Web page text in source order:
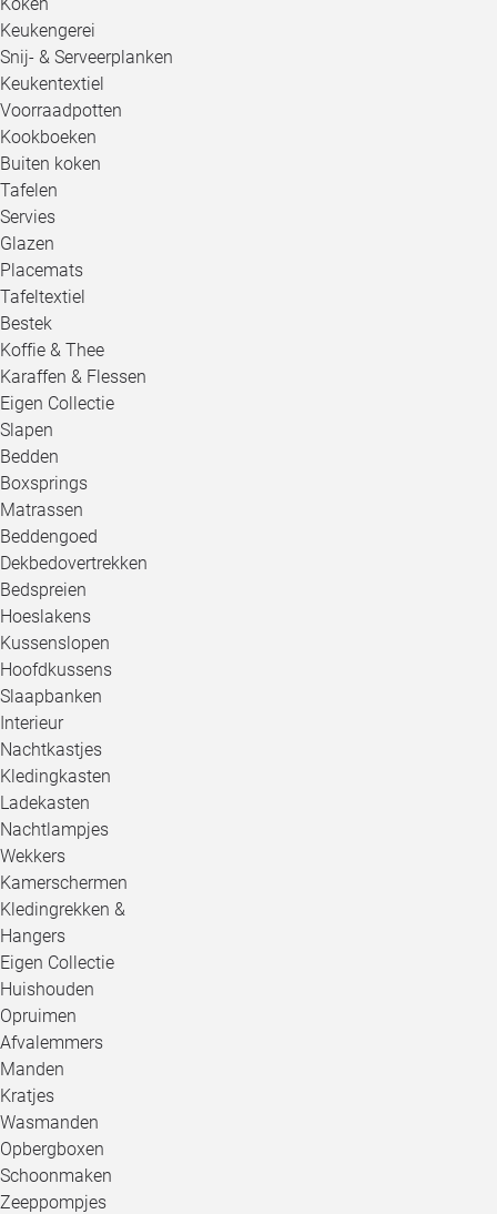
Keukengerei
Snij- & Serveerplanken
Keukentextiel
Voorraadpotten
Kookboeken
Buiten koken
Tafelen
Servies
Glazen
Placemats
Tafeltextiel
Bestek
Koffie & Thee
Karaffen & Flessen
Eigen Collectie
Slapen
Bedden
Boxsprings
Matrassen
Beddengoed
Dekbedovertrekken
Bedspreien
Hoeslakens
Kussenslopen
Hoofdkussens
Slaapbanken
Interieur
Nachtkastjes
Kledingkasten
Ladekasten
Nachtlampjes
Wekkers
Kamerschermen
Kledingrekken &
Hangers
Eigen Collectie
Huishouden
Opruimen
Afvalemmers
Manden
Kratjes
Wasmanden
Opbergboxen
Schoonmaken
Zeeppompjes